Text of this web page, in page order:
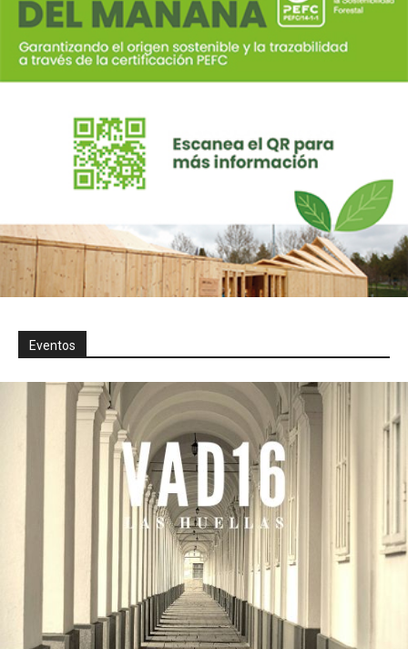
Eventos